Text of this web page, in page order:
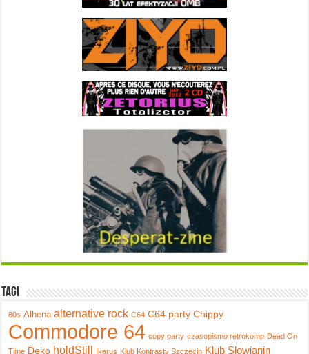
Tagi
80s Alhena alternative rock C64 C64 party Chippy
Commodore 64 copy party czasopismo retrokomp Dead On
Time Deko holdStill Ikarus Klub Kontrasty Szczecin Klub Słowianin